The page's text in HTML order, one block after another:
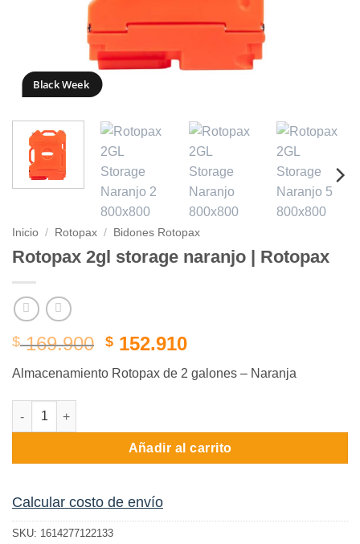
Black Week
Inicio / Rotopax / Bidones Rotopax
Rotopax 2gl storage naranjo | Rotopax
$169.900 El
precio
original
$ 152.910El
precio
actual
Almacenamiento Rotopax de 2 galones – Naranja
Rotopax 2gl storage naranjo | Rotopax cantidad
Añadir al carrito
Calcular costo de envío
SKU: 1614277122133